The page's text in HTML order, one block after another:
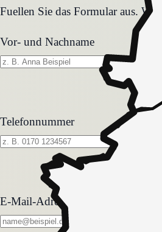
Fuellen Sie das Formular aus.
Vor- und Nachname
Telefonnummer
E-Mail-Adresse